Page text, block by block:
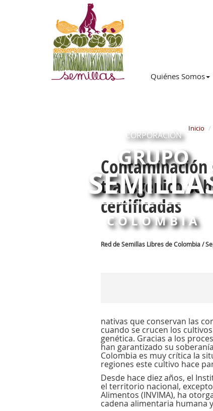
Quiénes Somos
CORPORACIÓN
GRUPO
COLOMBIA
Inicio
transgénico
certificadas
Red de Semillas Libres de Colombia /
nativas que conservan las
cuando se crucen los
genética. Gracias a los
han garantizado su
Colombia es muy crítica la
regiones este cultivo hace
Desde hace diez años, el
el territorio nacional,
Alimentos (INVIMA), ha
cadena alimentaria humana